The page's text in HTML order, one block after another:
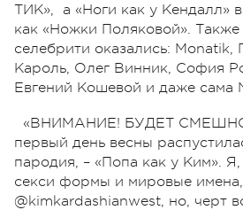
ТИК», а «Ноги как у Кендалл» в
как «Ножки Поляковой». Также
селебрити оказались: Monatik,
Кароль, Олег Винник, София
Евгений Кошевой и даже сама
«ВНИМАНИЕ! БУДЕТ
первый день весны
пародия, – «Попа как у Ким».
секси формы и мировые
@kimkardashianwest, но, черт